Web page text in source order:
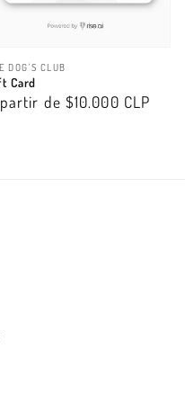
DOG'S CLUB
Card
de $10.000 CLP